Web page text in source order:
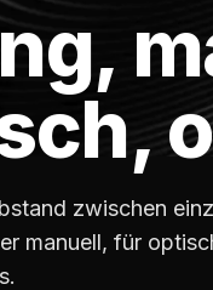
zwischen
manuell, für